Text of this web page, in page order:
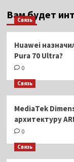
Вам будет
Связь
Huawei
Pura 70 Ultra?
0
Связь
MediaTek
архитектуру
0
Связь